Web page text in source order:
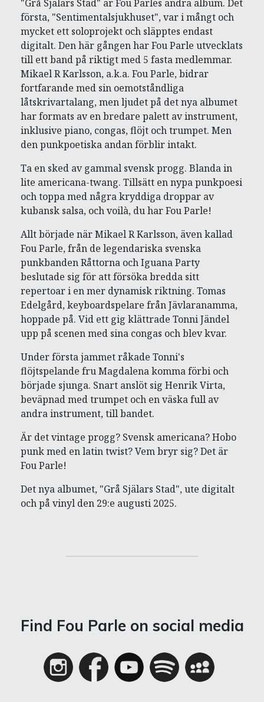
"Grå Själars Stad" är Fou Parles andra album. Det
första, "Sentimentalsjukhuset", var i mångt och
mycket ett soloprojekt och släpptes endast
digitalt. Den här gången har Fou Parle utvecklats
till ett band på riktigt med 5 fasta medlemmar.
Mikael R Karlsson, a.k.a. Fou Parle, bidrar
fortfarande med sin oemotståndliga
låtskrivartalang, men ljudet på det nya albumet
har formats av en bredare palett av instrument,
inklusive piano, congas, flöjt och trumpet. Men
den punkpoetiska andan förblir intakt.
Ta en sked av gammal svensk progg. Blanda in
lite americana-twang. Tillsätt en nypa punkpoesi
och toppa med några kryddiga droppar av
kubansk salsa, och voilà, du har Fou Parle!
Allt började när Mikael R Karlsson, även kallad
Fou Parle, från de legendariska svenska
punkbanden Råttorna och Iguana Party
beslutade sig för att försöka bredda sitt
repertoar i en mer dynamisk riktning. Tomas
Edelgård, keyboardspelare från Jävlaranamma,
hoppade på. Vid ett gig klättrade Tonni Jändel
upp på scenen med sina congas och blev kvar.
Under första jammet råkade Tonni's
flöjtspelande fru Magdalena komma förbi och
började sjunga. Snart anslöt sig Henrik Virta,
beväpnad med trumpet och en väska full av
andra instrument, till bandet.
Är det vintage progg? Svensk americana? Hobo
punk med en latin twist? Vem bryr sig? Det är
Fou Parle!
Det nya albumet, "Grå Själars Stad", ute digitalt
och på vinyl den 29:e augusti 2025.
Find Fou Parle on social media